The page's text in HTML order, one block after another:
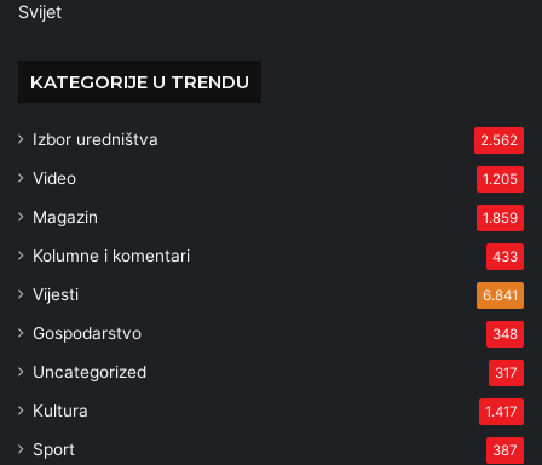
Svijet
KATEGORIJE U TRENDU
Izbor uredništva 2.562
Video 1.205
Magazin 1.859
Kolumne i komentari 433
Vijesti 6.841
Gospodarstvo 348
Uncategorized 317
Kultura 1.417
Sport 387